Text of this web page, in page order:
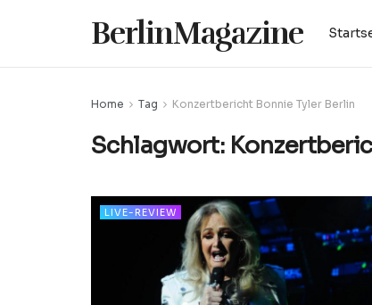
BerlinMagazine
Home Tag Konzertbericht Bonnie Tyler Berlin
Schlagwort:
LIVE-REVIEW